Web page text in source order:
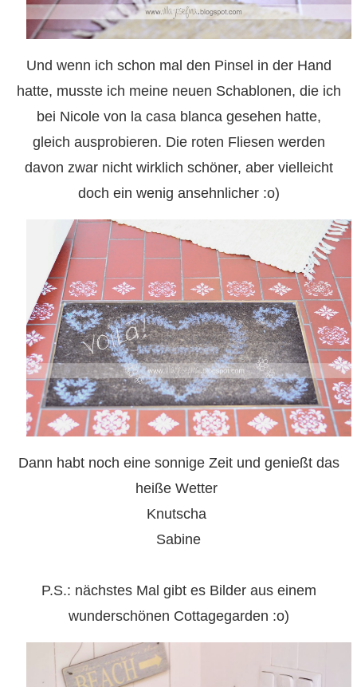
Und wenn ich schon mal den Pinsel in der Hand
hatte, musste ich meine neuen Schablonen, die ich
bei Nicole von la casa blanca gesehen hatte,
gleich ausprobieren. Die roten Fliesen werden
davon zwar nicht wirklich schöner, aber vielleicht
doch ein wenig ansehnlicher :o)
Dann habt noch eine sonnige Zeit und genießt das
heiße Wetter
Knutscha
Sabine
P.S.: nächstes Mal gibt es Bilder aus einem
wunderschönen Cottagegarden :o)